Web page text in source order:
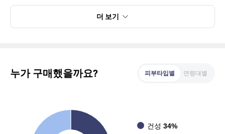
더 보기
누가 구매했을까요? 피부타입별 연령대별
건성 34%